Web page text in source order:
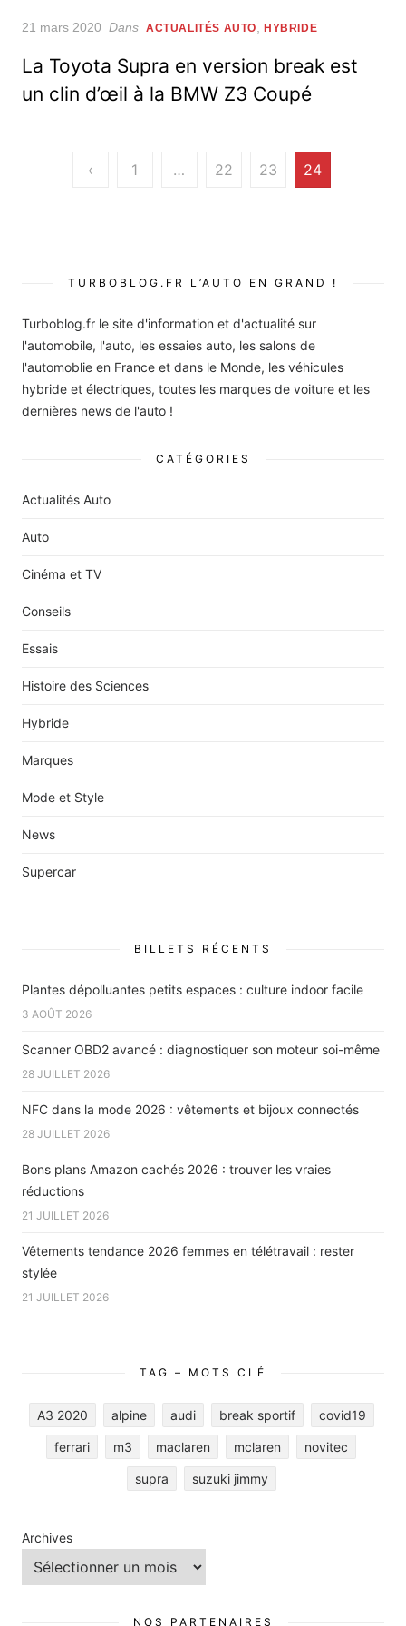
Posted
21 mars 2020 Dans ACTUALITÉS AUTO HYBRIDE
La Toyota Supra en version break est
un clin d’œil à la BMW Z3 Coupé
Pagination
‹ 1 … 22 23 24
TURBOBLOG.FR L’AUTO EN GRAND !
Turboblog.fr le site d'information et d'actualité sur
l'automobile, l'auto, les essaies auto, les salons de
l'automoblie en France et dans le Monde, les véhicules
hybride et électriques, toutes les marques de voiture et les
dernières news de l'auto !
CATÉGORIES
Actualités Auto
Auto
Cinéma et TV
Conseils
Essais
Histoire des Sciences
Hybride
Marques
Mode et Style
News
Supercar
BILLETS RÉCENTS
Plantes dépolluantes petits espaces : culture indoor facile
3 AOÛT 2026
Scanner OBD2 avancé : diagnostiquer son moteur soi-même
28 JUILLET 2026
NFC dans la mode 2026 : vêtements et bijoux connectés
28 JUILLET 2026
Bons plans Amazon cachés 2026 : trouver les vraies
réductions
21 JUILLET 2026
Vêtements tendance 2026 femmes en télétravail : rester
stylée
21 JUILLET 2026
TAG – MOTS CLÉ
A3 2020 alpine audi break sportif covid19
ferrari m3 maclaren mclaren novitec
supra suzuki jimmy
Archives
NOS PARTENAIRES